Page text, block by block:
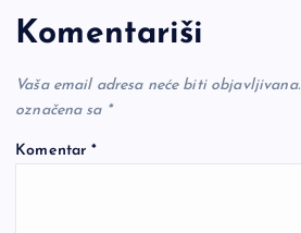
Komentariši
Vaša email adresa neće biti objavljivana.
označena sa *
Komentar*